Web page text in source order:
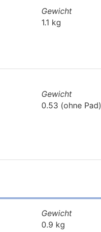
Gewicht
1.1 kg
Gewicht
0.53 (ohne Pad)
Gewicht
0.9 kg